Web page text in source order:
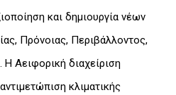
και δημιουργία νέων
Πρόνοιας, Περιβάλλοντος,
Αειφορική διαχείριση
κλιματικής